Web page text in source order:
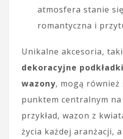
atmosfera stanie
romantyczna i
Unikalne akcesoria,
dekoracyjne podkładki
wazony, mogą również
punktem centralnym
przykład, wazon z
życia każdej aranżacji,